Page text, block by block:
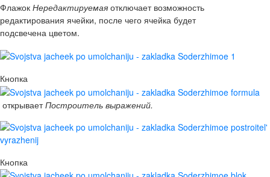
Флажок Нередактируемая отключает возможность
редактирования ячейки, после чего ячейка будет
подсвечена цветом.
Кнопка
открываетПостроитель выражений.
Кнопка